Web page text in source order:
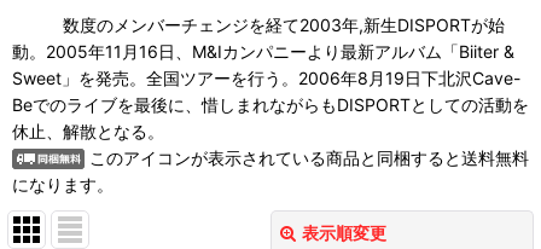
数度のメンバーチェンジを経て2003年,新生DISPORTが始
動。2005年11月16日、M&Iカンパニーより最新アルバム「Biiter &
Sweet」を発売。全国ツアーを行う。2006年8月19日下北沢Cave-
Beでのライブを最後に、惜しまれながらもDISPORTとしての活動を
休止、解散となる。
このアイコンが表示されている商品と同梱すると送料無料
になります。
表示順変更